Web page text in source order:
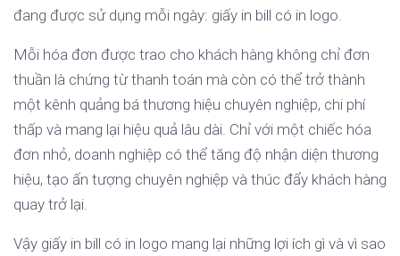
đang được sử dụng mỗi ngày: giấy in bill có in logo.
Mỗi hóa đơn được trao cho khách hàng không chỉ đơn
thuần là chứng từ thanh toán mà còn có thể trở thành
một kênh quảng bá thương hiệu chuyên nghiệp, chi phí
thấp và mang lại hiệu quả lâu dài. Chỉ với một chiếc hóa
đơn nhỏ, doanh nghiệp có thể tăng độ nhận diện thương
hiệu, tạo ấn tượng chuyên nghiệp và thúc đẩy khách hàng
quay trở lại.
Vậy giấy in bill có in logo mang lại những lợi ích gì và vì sao